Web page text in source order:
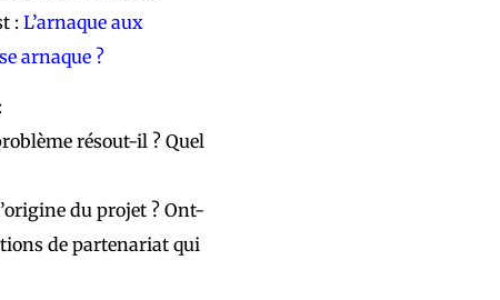
: L’arnaque aux
arnaque ?
:
résout-il ? Quel
du projet ? Ont-
de partenariat qui